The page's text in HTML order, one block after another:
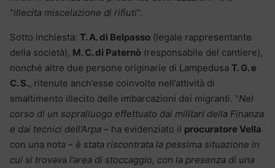
“illecita miscelazione di rifiuti“.
Sotto inchiesta: T. A. di Belpasso (legale rappresentante
della società), M. C. di Paternò (responsabile del cantiere),
nonché altre due persone originarie di Lampedusa T. G. e
C. S., ritenute anch’esse coinvolte nell’attività di
smaltimento illecito delle imbarcazioni dei migranti. “Nel
corso di un sopralluogo effettuato dai militari della Finanza
e dai tecnici dell’Arpa – ha evidenziato il procuratore Vella
con una nota – è stata riscontrata la pessima situazione in
cui si trovava l’area di stoccaggio, con la presenza di una